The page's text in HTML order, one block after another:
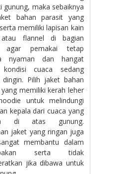
gunung, maka sebaiknya
bahan parasit yang
memiliki lapisan kain
flannel di bagian
agar pemakai tetap
nyaman dan hangat
cuaca sedang
dingin. Pilih jaket bahan
memiliki kerah leher
untuk melindungi
kepala dari cuaca yang
di atas gunung.
jaket yang ringan juga
membantu dalam
serta tidak
jika dibawa untuk